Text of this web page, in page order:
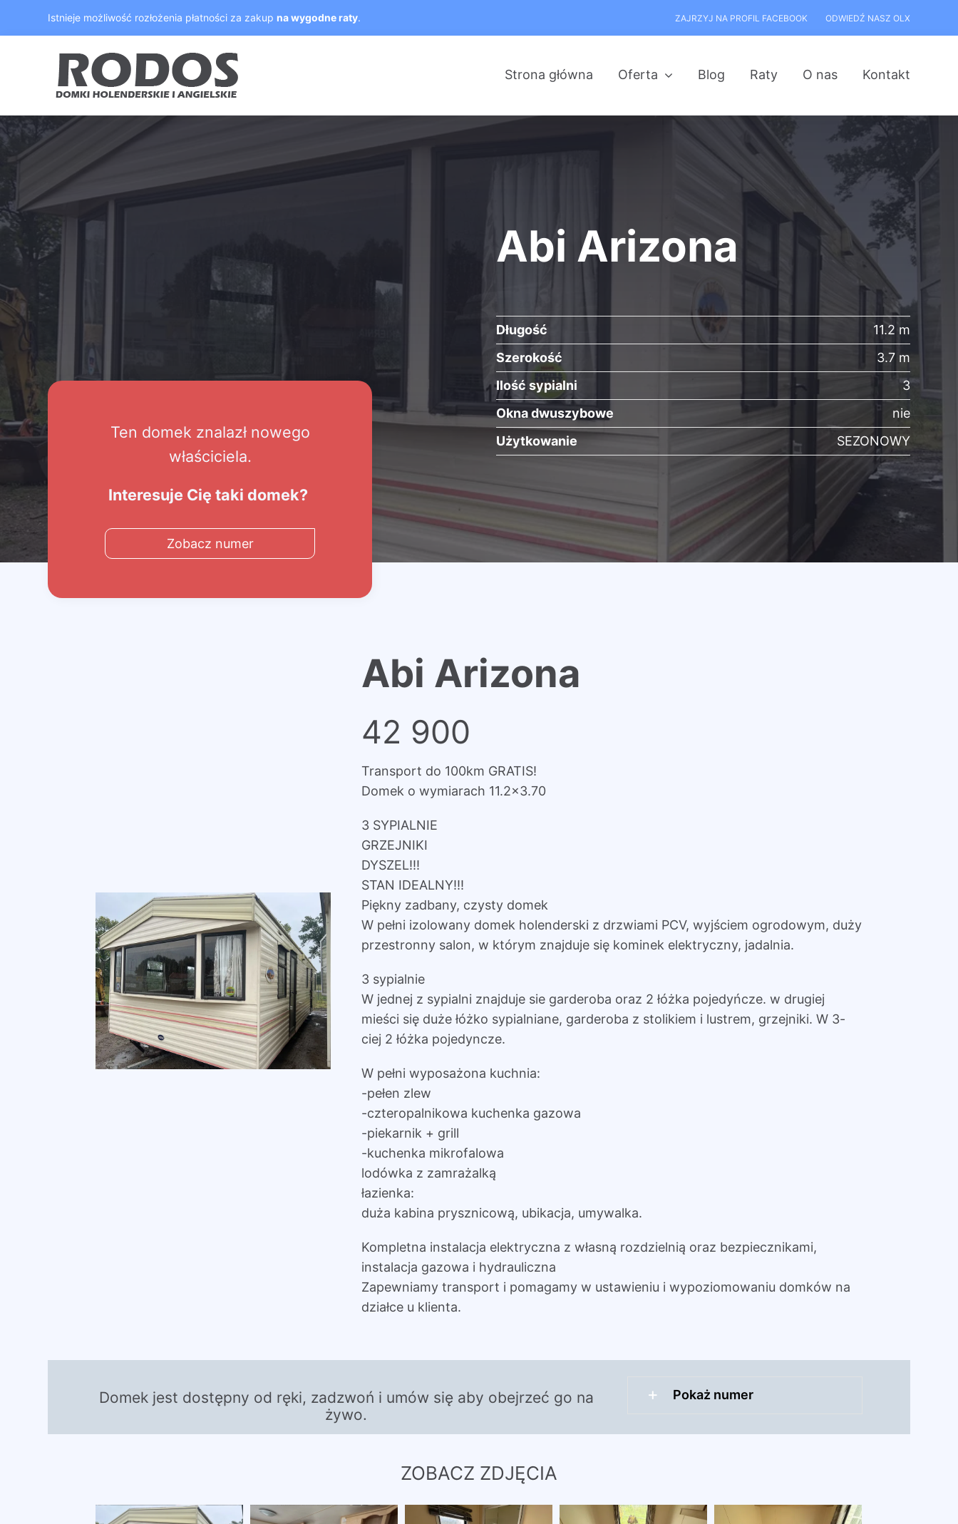
Istnieje możliwość rozłożenia płatności za zakupna wygodne raty. ZAJRZYJ NA PROFIL FACEBOOK ODWIEDŹ NASZ OLX
Strona główna Oferta Blog Raty O nas Kontakt
Ten domek znalazł nowego
właściciela.
Interesuje Cię taki domek?
Zobacz numer
Abi Arizona
Długość
11.2 m
Szerokość
3.7 m
Ilość sypialni
3
Okna dwuszybowe
nie
Użytkowanie
SEZONOWY
Abi Arizona
42 900
Transport do 100km GRATIS!
Domek o wymiarach 11.2×3.70
3 SYPIALNIE
GRZEJNIKI
DYSZEL!!!
STAN IDEALNY!!!
Piękny zadbany, czysty domek
W pełni izolowany domek holenderski z drzwiami PCV, wyjściem ogrodowym, duży
przestronny salon, w którym znajduje się kominek elektryczny, jadalnia.
3 sypialnie
W jednej z sypialni znajduje sie garderoba oraz 2 łóżka pojedyńcze. w drugiej
mieści się duże łóżko sypialniane, garderoba z stolikiem i lustrem, grzejniki. W 3-
ciej 2 łóżka pojedyncze.
W pełni wyposażona kuchnia:
-pełen zlew
-czteropalnikowa kuchenka gazowa
-piekarnik + grill
-kuchenka mikrofalowa
lodówka z zamrażalką
łazienka:
duża kabina prysznicową, ubikacja, umywalka.
Kompletna instalacja elektryczna z własną rozdzielnią oraz bezpiecznikami,
instalacja gazowa i hydrauliczna
Zapewniamy transport i pomagamy w ustawieniu i wypoziomowaniu domków na
działce u klienta.
Domek jest dostępny od ręki, zadzwoń i umów się aby obejrzeć go na
żywo.
Pokaż numer
ZOBACZ ZDJĘCIA